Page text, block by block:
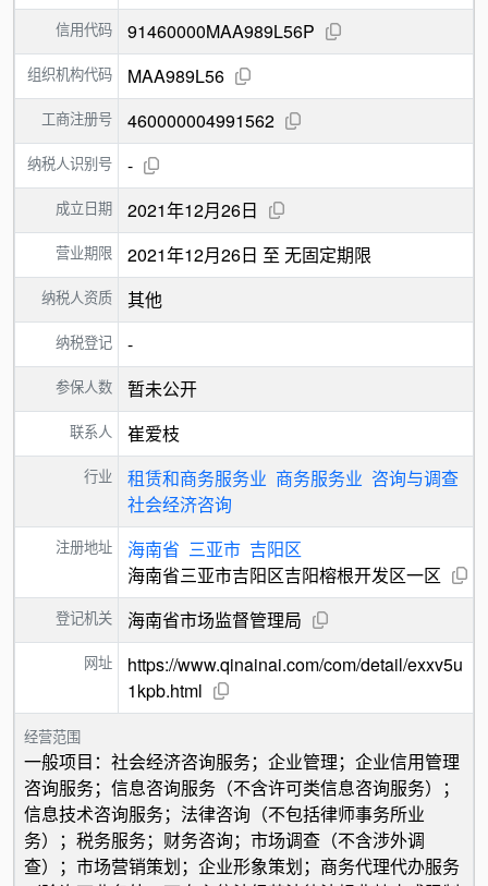
信用代码 91460000MAA989L56P
组织机构代码 MAA989L56
工商注册号 460000004991562
纳税人识别号 -
成立日期 2021年12月26日
营业期限 2021年12月26日 至 无固定期限
纳税人资质 其他
纳税登记 -
参保人数 暂未公开
联系人 崔爱枝
行业 租赁和商务服务业 商务服务业 咨询与调查
社会经济咨询
注册地址 海南省 三亚市 吉阳区
海南省三亚市吉阳区吉阳榕根开发区一区
登记机关 海南省市场监督管理局
网址
https://www.qinainai.com/com/detail/exxv5u
1kpb.html
经营范围
一般项目：社会经济咨询服务；企业管理；企业信用管理
咨询服务；信息咨询服务（不含许可类信息咨询服务）；
信息技术咨询服务；法律咨询（不包括律师事务所业
务）；税务服务；财务咨询；市场调查（不含涉外调
查）；市场营销策划；企业形象策划；商务代理代办服务